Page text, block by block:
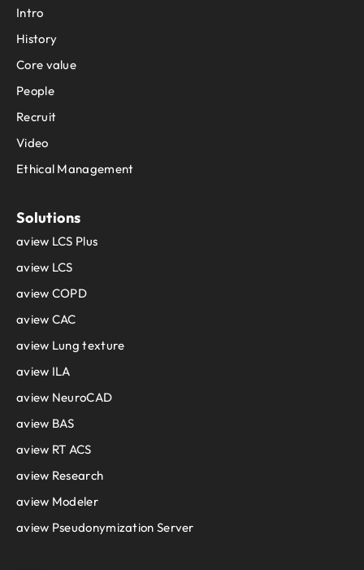
Intro
History
Core value
People
Recruit
Video
Ethical Management
Solutions
aview LCS Plus
aview LCS
aview COPD
aview CAC
aview Lung texture
aview ILA
aview NeuroCAD
aview BAS
aview RT ACS
aview Research
aview Modeler
aview Pseudonymization Server